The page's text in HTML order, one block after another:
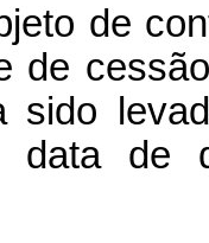
de
de
sido
data de